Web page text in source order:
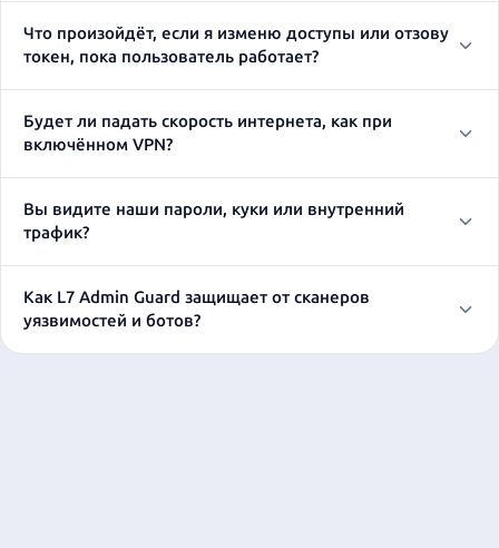
Что произойдёт, если я изменю доступы или отзову
токен, пока пользователь работает?
Будет ли падать скорость интернета, как при
включённом VPN?
Вы видите наши пароли, куки или внутренний
трафик?
Как L7 Admin Guard защищает от сканеров
уязвимостей и ботов?